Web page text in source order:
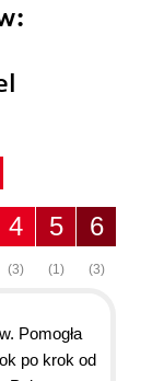
6
(3)
5
(1)
4
(3)
Pomogła
po krok od